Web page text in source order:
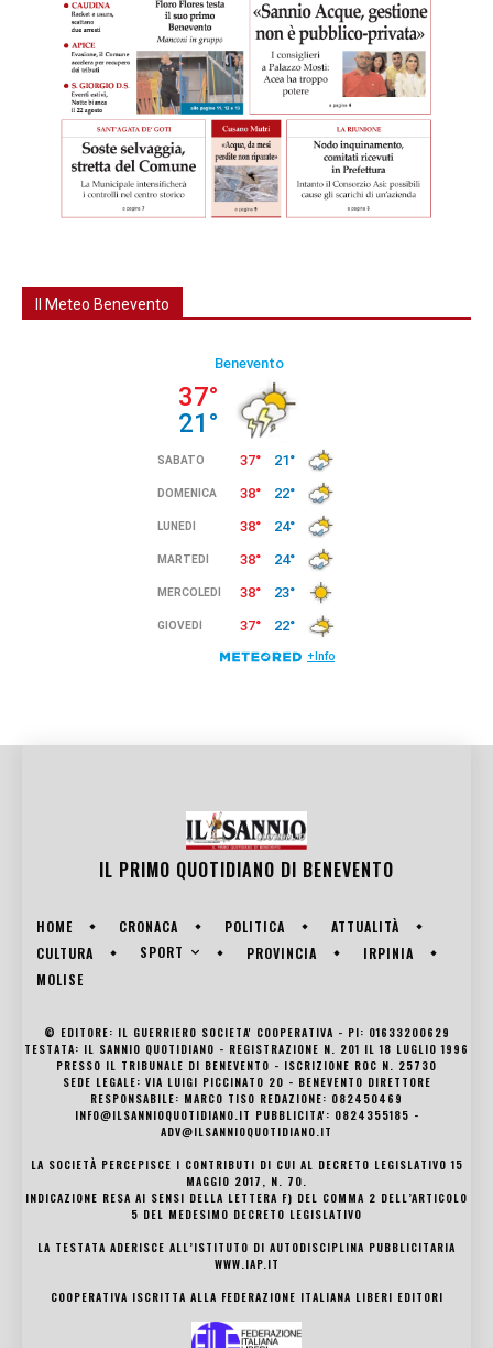
Il Meteo Benevento
IL PRIMO QUOTIDIANO DI BENEVENTO
HOME CRONACA POLITICA
ATTUALITÀ
CULTURA
SPORT PROVINCIA
IRPINIA
MOLISE
© EDITORE: IL GUERRIERO SOCIETA' COOPERATIVA - PI: 01633200629
TESTATA: IL SANNIO QUOTIDIANO - REGISTRAZIONE N. 201 IL 18 LUGLIO 1996
PRESSO IL TRIBUNALE DI BENEVENTO - ISCRIZIONE ROC N. 25730
SEDE LEGALE: VIA LUIGI PICCINATO 20 - BENEVENTO DIRETTORE
RESPONSABILE: MARCO TISO REDAZIONE: 082450469
INFO@ILSANNIOQUOTIDIANO.IT PUBBLICITA': 0824355185 -
ADV@ILSANNIOQUOTIDIANO.IT
LA SOCIETÀ PERCEPISCE I CONTRIBUTI DI CUI AL DECRETO LEGISLATIVO 15
MAGGIO 2017, N. 70.
INDICAZIONE RESA AI SENSI DELLA LETTERA F) DEL COMMA 2 DELL’ARTICOLO
5 DEL MEDESIMO DECRETO LEGISLATIVO
LA TESTATA ADERISCE ALL’ISTITUTO DI AUTODISCIPLINA PUBBLICITARIA
WWW.IAP.IT
COOPERATIVA ISCRITTA ALLA FEDERAZIONE ITALIANA LIBERI EDITORI